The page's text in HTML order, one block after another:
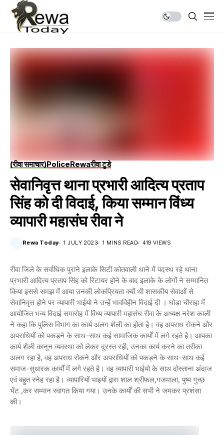
(रीवा समाचार)PoliceRewaरीवा टुडे
सेवानिवृत्त थाना प्रभारी आदित्य प्रताप
सिंह को दी विदाई, किया सम्मान विंध्य
व्यापारी महासंघ रीवा ने
Rewa Today 1 JULY 2023 1 MINS READ 419 VIEWS
रीवा जिले के सर्वाधिक पुराने इलाके सिटी कोतवाली थाने में पदस्थ रहे थाना
प्रभारी आदित्य प्रताप सिंह को रिटायर होने के बाद इलाके के लोगों ने सम्मानित
किया इससे समझ में आया उनकी लोकप्रियता क्यों थी शासकीय सेवाओं से
सेवानिवृत्त होने पर व्यापारी भाईयो ने उन्हें भावविहीन विदाई दी । घोड़ा चौराहा में
आयोजित भव्य विदाई समारोह में विंध्य व्यापारी महासंघ रीवा के अध्यक्ष नरेश काली
ने कहा कि पुलिस विभाग का कार्य अलग शैली का होता है। वह अपराध रोकने और
अपराधियों को पकड़ने के साथ-साथ कई सामाजिक कार्यों में लगे रहते है। आपका
कार्य शैली कानून व्यवस्था को लेकर दुरस्त रही, उनका कार्य करने का तरीका
अलग रहा है, वह अपराध रोकने और अपराधियों को पकड़ने के साथ-साथ कई
समाज-सुधारक कार्यों में लगे रहते है। वह व्यापारी भाईयो के साथ दोस्ताना अंदाज
एवं बहुत स्नेह रहा है। व्यापारियों भाइयों द्वारा शाल श्रीफल,गजमाला, पुष्प गुच्छ
भेंट ,कर सम्मान स्वागत किया गया। उनके कार्यों की सभी ने जमकर प्रशंसा
की।